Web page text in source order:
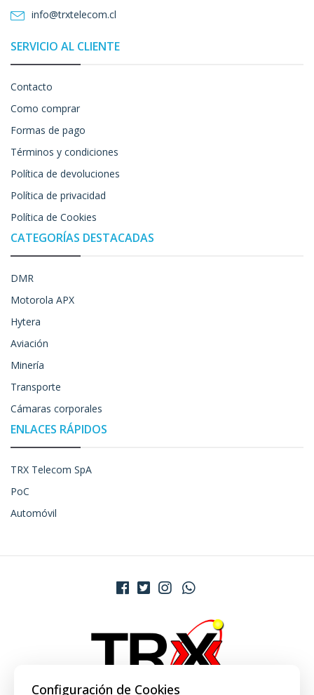
info@trxtelecom.cl
SERVICIO AL CLIENTE
Contacto
Como comprar
Formas de pago
Términos y condiciones
Política de devoluciones
Política de privacidad
Política de Cookies
CATEGORÍAS DESTACADAS
DMR
Motorola APX
Hytera
Aviación
Minería
Transporte
Cámaras corporales
ENLACES RÁPIDOS
TRX Telecom SpA
PoC
Automóvil
Configuración de Cookies